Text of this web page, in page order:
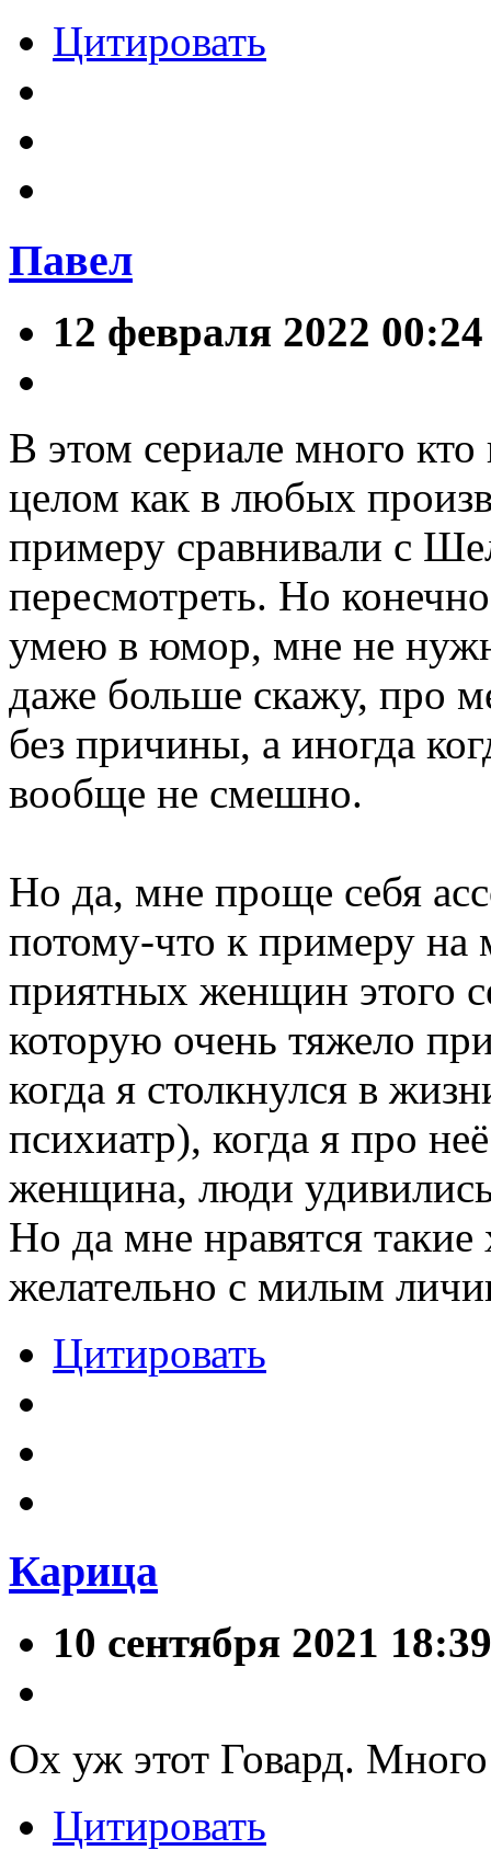
Цитировать
Павел
12 февраля 2022 00:24
В этом сериале много
целом как в любых
примеру сравнивали с
пересмотреть. Но
умею в юмор, мне не
даже больше скажу, про
без причины, а иногда
вообще не смешно.
Но да, мне проще себя
потому-что к примеру на
приятных женщин этого
которую очень тяжело
когда я столкнулся в
психиатр), когда я про
женщина, люди
Но да мне нравятся
желательно с милым
Цитировать
Карица
10 сентября 2021 18:39
Ох уж этот Говард.
Цитировать